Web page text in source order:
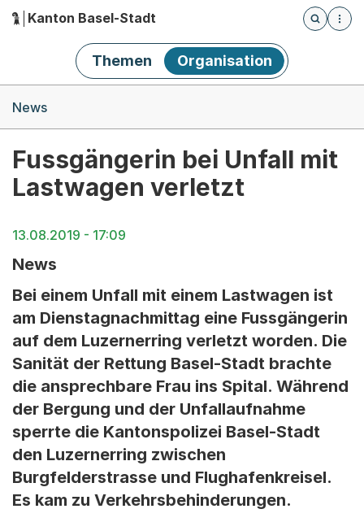
Hauptnavigation
Kanton Basel-Stadt
Öffnet
Themen Organisation
News
Fussgängerin bei Unfall mit
Lastwagen verletzt
13.08.2019 - 17:09
News
Bei einem Unfall mit einem Lastwagen ist
am Dienstagnachmittag eine Fussgängerin
auf dem Luzernerring verletzt worden. Die
Sanität der Rettung Basel-Stadt brachte
die ansprechbare Frau ins Spital. Während
der Bergung und der Unfallaufnahme
sperrte die Kantonspolizei Basel-Stadt
den Luzernerring zwischen
Burgfelderstrasse und Flughafenkreisel.
Es kam zu Verkehrsbehinderungen.